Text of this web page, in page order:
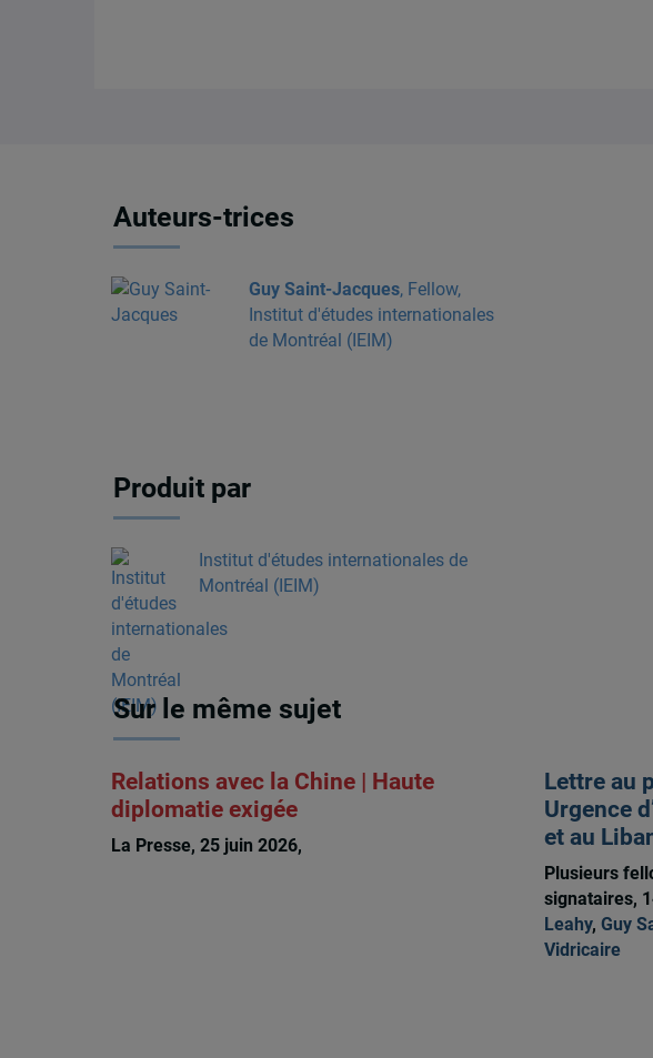
Auteurs-trices
Guy Saint-Jacques, Fellow,
Institut d'études internationales
de Montréal (IEIM)
Produit par
Institut d'études internationales de
Montréal (IEIM)
Sur le même sujet
Relations avec la Chine | Haute
diplomatie exigée
La Presse, 25 juin 2026,
Lettre au
Urgence
et au
Plusieurs
signataires,
Leahy, Guy
Vidricaire